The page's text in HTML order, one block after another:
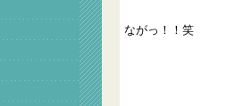
ながっ！！笑